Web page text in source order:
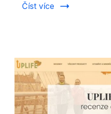
Číst více